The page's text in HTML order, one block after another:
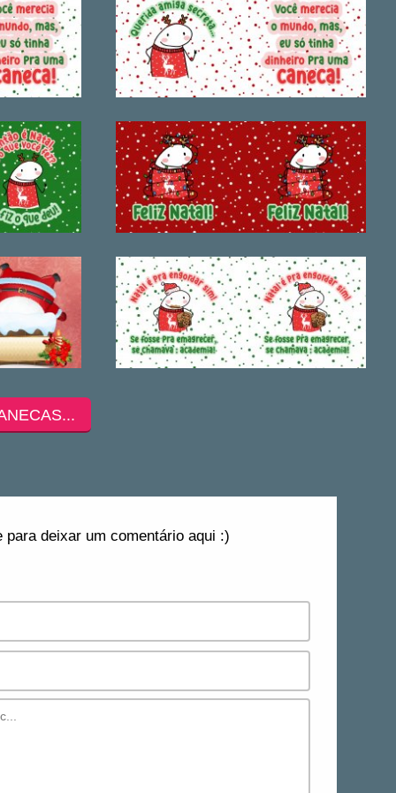
deixar um comentário aqui :)